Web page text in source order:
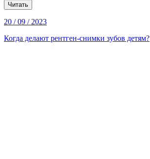
Читать
20 / 09 / 2023
Когда делают рентген-снимки зубов детям?